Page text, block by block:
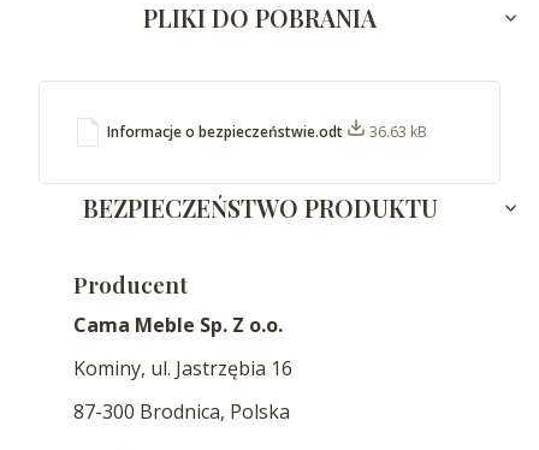
PLIKI DO POBRANIA
Informacje o bezpieczeństwie.odt 36.63 kB
BEZPIECZEŃSTWO PRODUKTU
Producent
Cama Meble Sp. Z o.o.
Kominy, ul. Jastrzębia 16
87-300 Brodnica, Polska